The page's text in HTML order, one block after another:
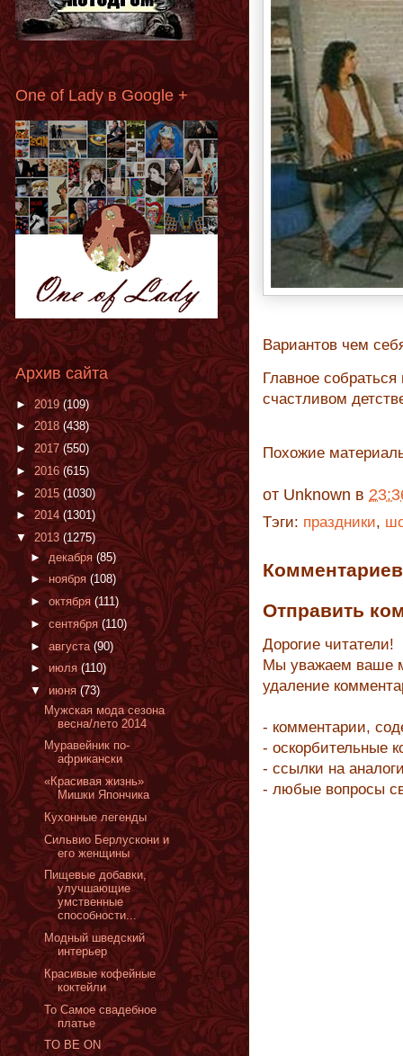
Вариантов чем
Главное
счастливом
Похожие
от Unknown в
Тэги: праздники,
Отправить
Дорогие читатели!
Мы уважаем ваше
удаление
- комментарии,
- оскорбительные
- ссылки на
- любые вопросы
One of Lady в Google +
Архив сайта
► 2019 (109)
►2018 (438)
► 2017 (550)
► 2016(615)
► 2015 (1030)
►2014 (1301)
▼ 2013 (1275)
►декабря (85)
► ноября (108)
► октября(111)
► сентября (110)
► августа(90)
► июля (110)
▼ июня(73)
Мужская мода сезона
весна/лето 2014
Муравейник по-
африкански
«Красивая жизнь»
Мишки Япончика
Кухонные легенды
Сильвио Берлускони и
его женщины
Пищевые добавки,
улучшающие
умственные
способности...
Модный шведский
интерьер
Красивые кофейные
коктейли
То Самое свадебное
платье
TO BE ON